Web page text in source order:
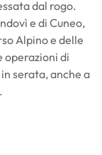
dal rogo.
e di Cuneo,
Alpino e delle
operazioni di
serata, anche a